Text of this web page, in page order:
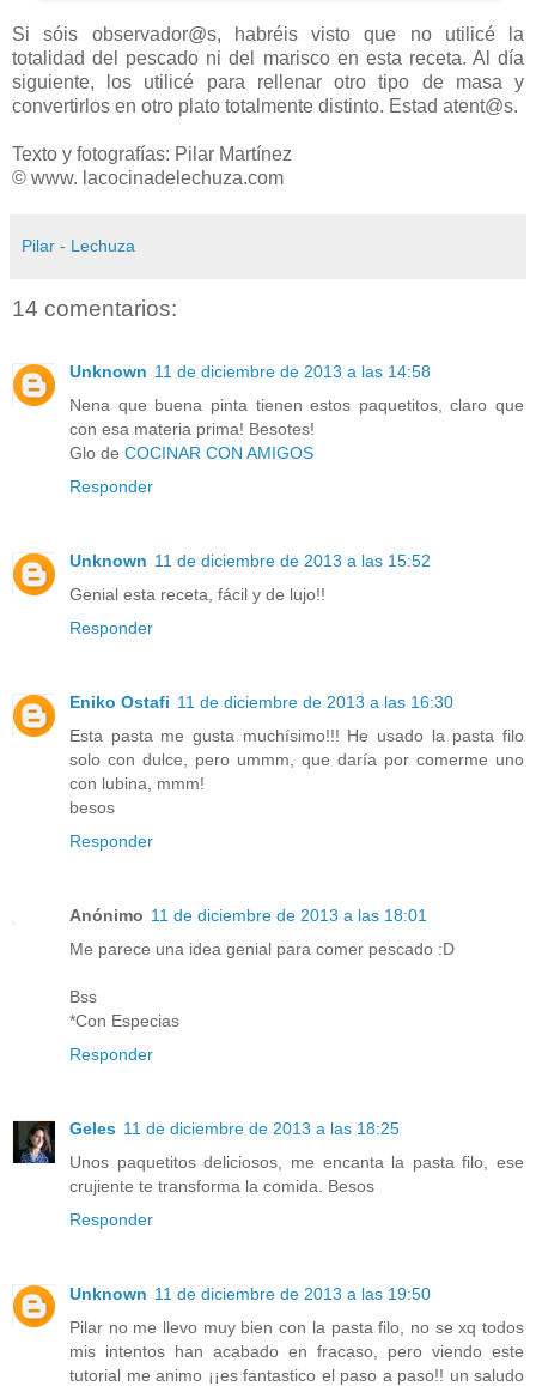
Si sóis observador@s, habréis visto que no utilicé la
totalidad del pescado ni del marisco en esta receta. Al día
siguiente, los utilicé para rellenar otro tipo de masa y
convertirlos en otro plato totalmente distinto. Estad atent@s.
Texto y fotografías: Pilar Martínez
© www. lacocinadelechuza.com
Pilar - Lechuza
14 comentarios:
Unknown 11 de diciembre de 2013 a las 14:58
Nena que buena pinta tienen estos paquetitos, claro que
con esa materia prima! Besotes!
Glo de COCINAR CON AMIGOS
Responder
Unknown 11 de diciembre de 2013 a las 15:52
Genial esta receta, fácil y de lujo!!
Responder
Eniko Ostafi 11 de diciembre de 2013 a las 16:30
Esta pasta me gusta muchísimo!!! He usado la pasta filo
solo con dulce, pero ummm, que daría por comerme uno
con lubina, mmm!
besos
Responder
Anónimo 11 de diciembre de 2013 a las 18:01
Me parece una idea genial para comer pescado :D
Bss
*Con Especias
Responder
Geles 11 de diciembre de 2013 a las 18:25
Unos paquetitos deliciosos, me encanta la pasta filo, ese
crujiente te transforma la comida. Besos
Responder
Unknown 11 de diciembre de 2013 a las 19:50
Pilar no me llevo muy bien con la pasta filo, no se xq todos
mis intentos han acabado en fracaso, pero viendo este
tutorial me animo ¡¡es fantastico el paso a paso!! un saludo